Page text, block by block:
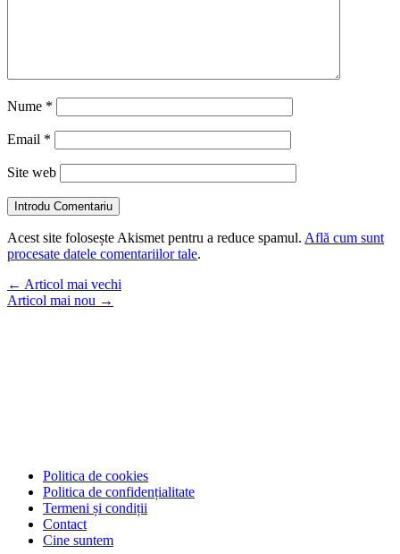
Nume *
Email *
Site web
Introdu Comentariu
Acest site folosește Akismet pentru a reduce spamul. Află cum sunt
procesate datele comentariilor tale.
← Articol mai vechi
Articol mai nou →
Politica de cookies
Politica de confidențialitate
Termeni și condiții
Contact
Cine suntem